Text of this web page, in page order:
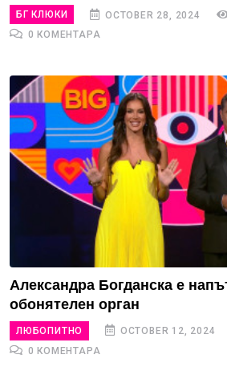
БГ КЛЮКИ OCTOBER 28, 2024
0 КОМЕНТАРА
Александра Богданска е
обонятелен орган
ЛЮБОПИТНО OCTOBER 12, 2024
0 КОМЕНТАРА